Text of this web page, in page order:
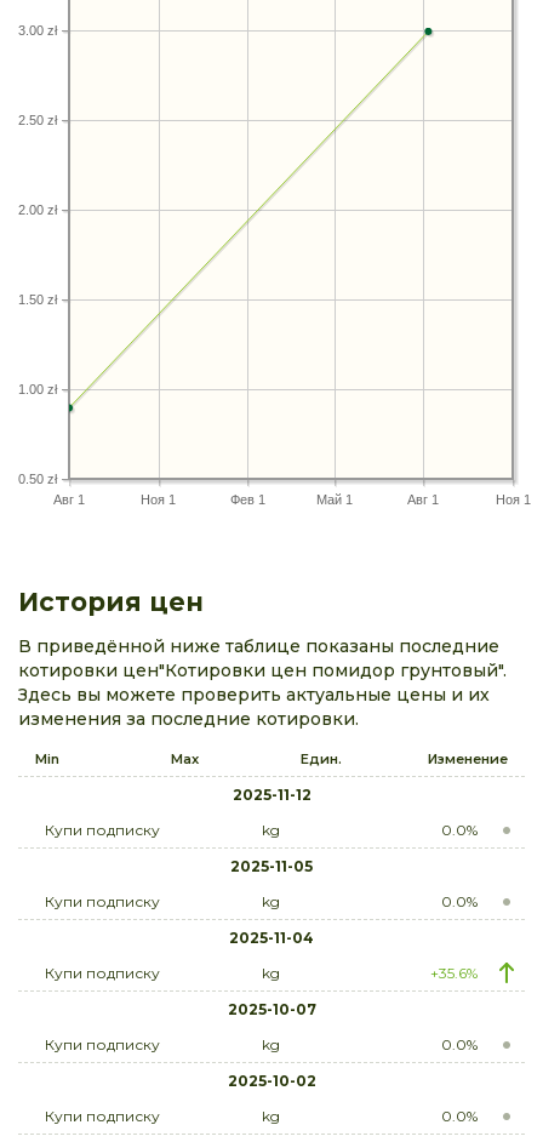
Авг 1 Ноя 1 Фев 1 Май 1 Авг 1 Ноя 1
0.50 zł
1.00 zł
1.50 zł
2.00 zł
2.50 zł
3.00 zł
История цен
В приведённой ниже таблице показаны последние
котировки цен"Котировки цен помидор грунтовый".
Здесь вы можете проверить актуальные цены и их
изменения за последние котировки.
Min Max Един. Изменение
2025-11-12
Купи подписку
kg
0.0%
2025-11-05
Купи подписку
kg
0.0%
2025-11-04
Купи подписку
kg
+35.6%
2025-10-07
Купи подписку
kg
0.0%
2025-10-02
Купи подписку
kg
0.0%